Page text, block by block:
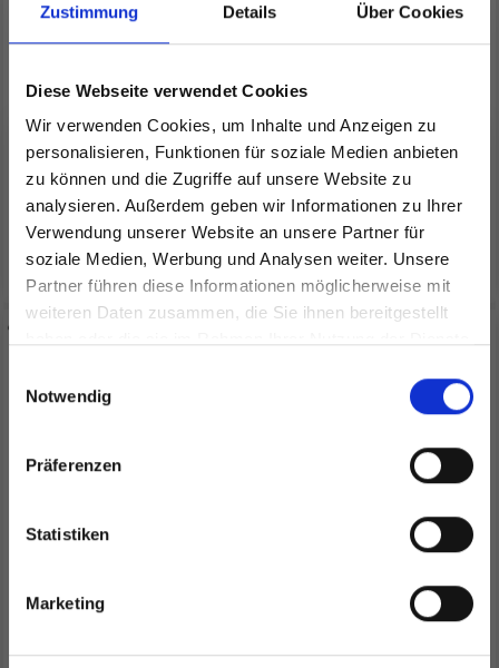
Zustimmung Details Über Cookies
Diese Webseite verwendet Cookies
Wir verwenden Cookies, um Inhalte und Anzeigen zu
personalisieren, Funktionen für soziale Medien anbieten
zu können und die Zugriffe auf unsere Website zu
analysieren. Außerdem geben wir Informationen zu Ihrer
Verwendung unserer Website an unsere Partner für
soziale Medien, Werbung und Analysen weiter. Unsere
Partner führen diese Informationen möglicherweise mit
weiteren Daten zusammen, die Sie ihnen bereitgestellt
Notwendig
Präferenzen
Statistiken
Marketing
SCHEEPJES COTTON
WHIRL
EUR 23.85
Alle Optionen ansehen
SCHEEPJES LITTLE
DARLING
EUR 2.99
Alle Optionen ansehen
SCHEEPJES STONE
WASHED XL
Spare bis zu 50%
und erhalte exklusiven Zugang zu